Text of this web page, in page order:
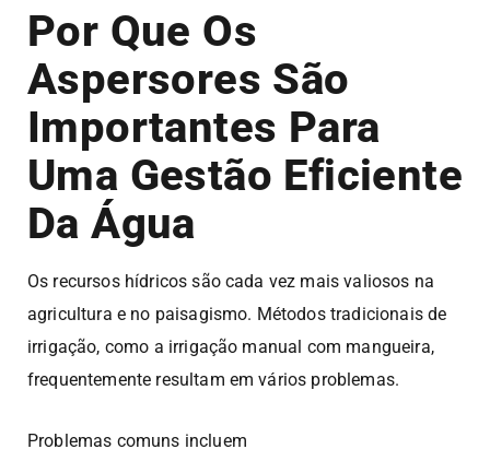
Por Que Os
Aspersores São
Importantes Para
Uma Gestão Eficiente
Da Água
Os recursos hídricos são cada vez mais valiosos na
agricultura e no paisagismo. Métodos tradicionais de
irrigação, como a irrigação manual com mangueira,
frequentemente resultam em vários problemas.
Problemas comuns incluem